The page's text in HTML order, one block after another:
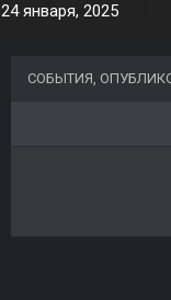
24 января, 2025
СОБЫТИЯ,